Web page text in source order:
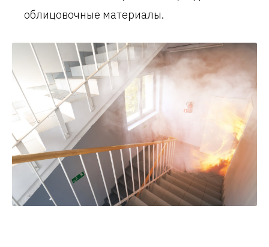
облицовочные материалы.